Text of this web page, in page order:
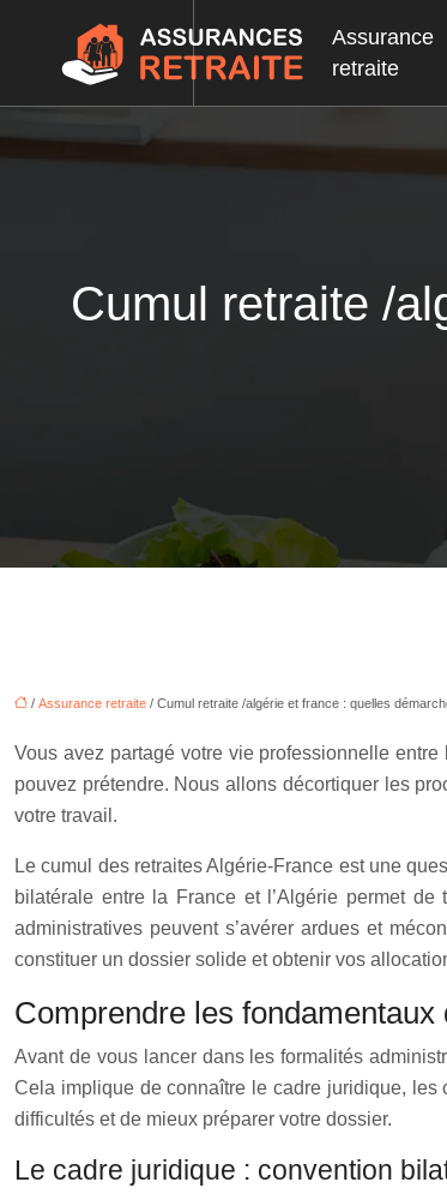
Assurance
retraite
Cumul retraite /
/ Assurance retraite / Cumul retraite /algérie et france : quelles
Vous avez partagé votre vie professionnelle
pouvez prétendre. Nous allons décortiquer les
votre travail.
Le cumul des retraites Algérie-France est une
bilatérale entre la France et l’Algérie permet
administratives peuvent s’avérer ardues et
constituer un dossier solide et obtenir vos
Comprendre les
Avant de vous lancer dans les formalités
Cela implique de connaître le cadre juridique, les
difficultés et de mieux préparer votre dossier.
Le cadre juridique : convention